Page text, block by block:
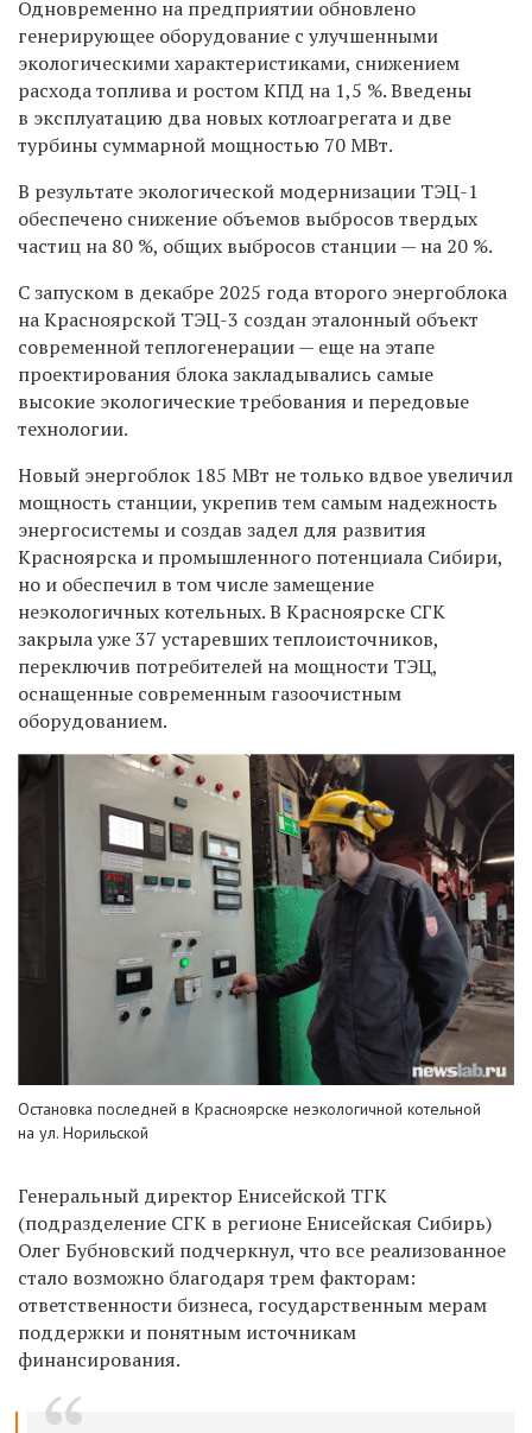
Одновременно на предприятии обновлено
генерирующее оборудование с улучшенными
экологическими характеристиками, снижением
расхода топлива и ростом КПД на 1,5 %. Введены
в эксплуатацию два новых котлоагрегата и две
турбины суммарной мощностью 70 МВт.
В результате экологической модернизации ТЭЦ-1
обеспечено снижение объемов выбросов твердых
частиц на 80 %, общих выбросов станции — на 20 %.
С запуском в декабре 2025 года второго энергоблока
на Красноярской ТЭЦ-3 создан эталонный объект
современной теплогенерации — еще на этапе
проектирования блока закладывались самые
высокие экологические требования и передовые
технологии.
Новый энергоблок 185 МВт не только вдвое увеличил
мощность станции, укрепив тем самым надежность
энергосистемы и создав задел для развития
Красноярска и промышленного потенциала Сибири,
но и обеспечил в том числе замещение
неэкологичных котельных. В Красноярске СГК
закрыла уже 37 устаревших теплоисточников,
переключив потребителей на мощности ТЭЦ,
оснащенные современным газоочистным
оборудованием.
Остановка последней в Красноярске неэкологичной котельной
на ул. Норильской
Генеральный директор Енисейской ТГК
(подразделение СГК в регионе Енисейская Сибирь)
Олег Бубновский подчеркнул, что все реализованное
стало возможно благодаря трем факторам:
ответственности бизнеса, государственным мерам
поддержки и понятным источникам
финансирования.